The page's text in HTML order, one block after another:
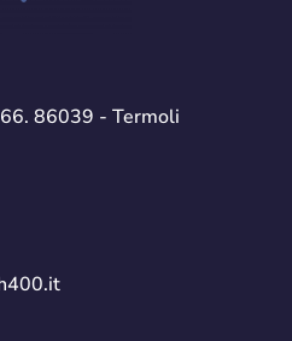
86039 - Termoli